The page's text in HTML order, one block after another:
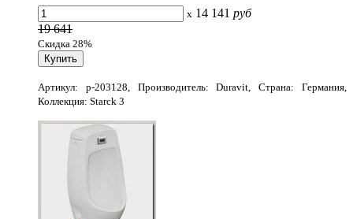
x 14 141 руб
19 641
Скидка 28%
Артикул: p-203128, Производитель: Duravit, Страна: Германия,
Коллекция: Starck 3